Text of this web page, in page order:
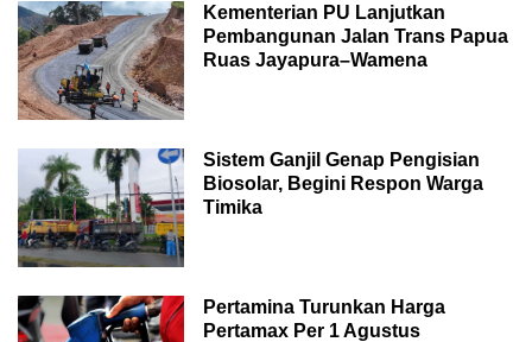
Kementerian PU Lanjutkan
Pembangunan Jalan Trans Papua
Ruas Jayapura–Wamena
Sistem Ganjil Genap Pengisian
Biosolar, Begini Respon Warga
Timika
Pertamina Turunkan Harga
Pertamax Per 1 Agustus